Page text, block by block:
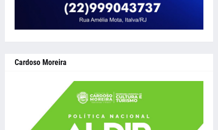
Cardoso Moreira